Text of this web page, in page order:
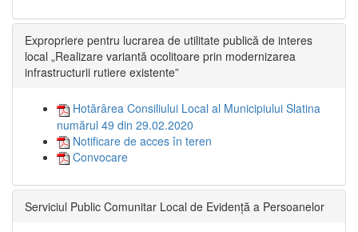
Expropriere pentru lucrarea de utilitate publică de interes
local „Realizare variantă ocolitoare prin modernizarea
infrastructurii rutiere existente”
Hotărârea Consiliului Local al Municipiului Slatina
numărul 49 din 29.02.2020
Notificare de acces în teren
Convocare
Serviciul Public Comunitar Local de Evidență a Persoanelor